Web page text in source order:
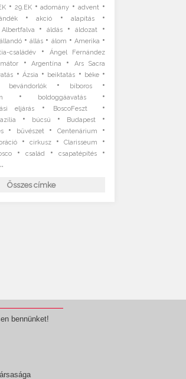
• 29.EK•adomány •advent •
•akció • alapítás•
Albertfalva •áldás •áldozat •
állandó •állás • álom • Amerika •
családév•
Ángel Fernández
•Argentína •
Ars Sacra
• Ázsia • beiktatás • béke•
bevándorlók• bíboros•
• boldoggáavatás•
eljárás • BoscoFeszt •
• búcsú • Budapest •
• bűvészet• Centenárium •
• cirkusz• Clarisseum •
• család • csapatépítés •
Összes címke
bennünket!